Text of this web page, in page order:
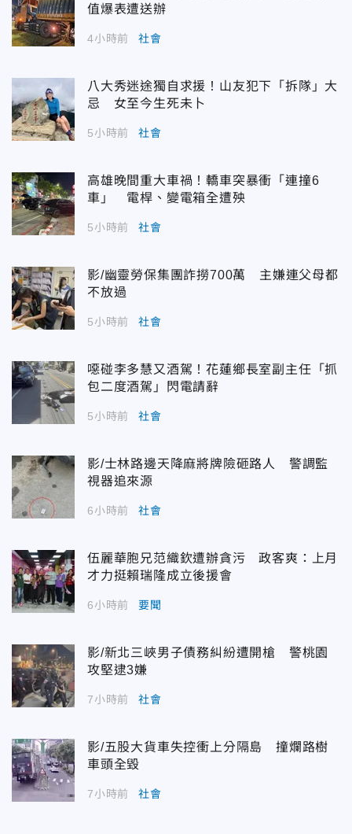
值爆表遭送辦
4小時前 社會
八大秀迷途獨自求援！山友犯下「拆隊」大
忌 女至今生死未卜
5小時前 社會
高雄晚間重大車禍！轎車突暴衝「連撞6
車」 電桿、變電箱全遭殃
5小時前 社會
影/幽靈勞保集團詐撈700萬 主嫌連父母都
不放過
5小時前 社會
噁碰李多慧又酒駕！花蓮鄉長室副主任「抓
包二度酒駕」閃電請辭
5小時前 社會
影/士林路邊天降麻將牌險砸路人 警調監
視器追來源
6小時前 社會
伍麗華胞兄范織欽遭辦貪污 政客爽：上月
才力挺賴瑞隆成立後援會
6小時前 要聞
影/新北三峽男子債務糾紛遭開槍 警桃園
攻堅逮3嫌
7小時前 社會
影/五股大貨車失控衝上分隔島 撞爛路樹
車頭全毀
7小時前 社會